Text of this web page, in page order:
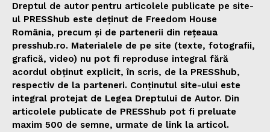
Dreptul de autor pentru articolele publicate pe site-
ul PRESShub este deținut de Freedom House
România, precum și de partenerii din rețeaua
presshub.ro. Materialele de pe site (texte, fotografii,
grafică, video) nu pot fi reproduse integral fără
acordul obținut explicit, în scris, de la PRESShub,
respectiv de la parteneri. Conținutul site-ului este
integral protejat de Legea Dreptului de Autor. Din
articolele publicate de PRESShub pot fi preluate
maxim 500 de semne, urmate de link la articol.